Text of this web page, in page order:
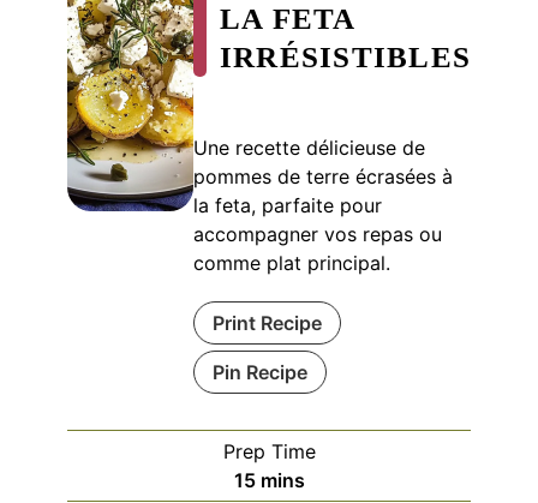
LA FETA
IRRÉSISTIBLES
Une recette délicieuse de
pommes de terre écrasées à
la feta, parfaite pour
accompagner vos repas ou
comme plat principal.
Print Recipe
Pin Recipe
Prep Time
15minutes
mins